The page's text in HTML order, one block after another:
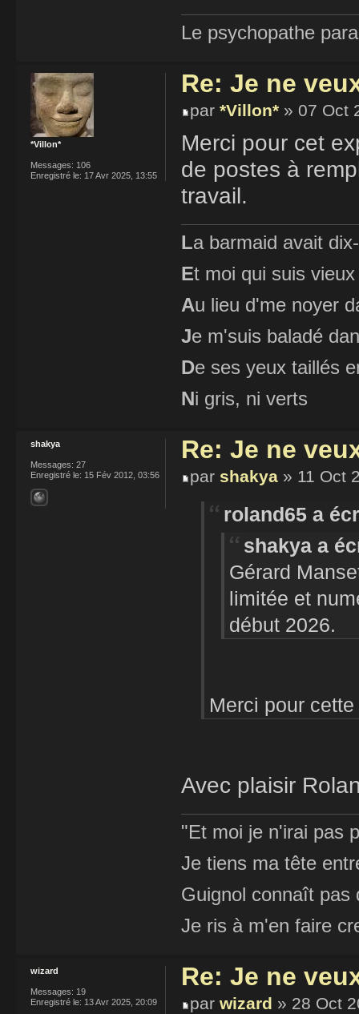
Le psychopathe
Re: Je ne
par *Villon* » 07 Oct
Merci pour cet
de postes à
travail.
La barmaid avait
Et moi qui suis
Au lieu d'me noyer
Je m'suis baladé
De ses yeux taillés
Ni gris, ni verts
*Villon*
Messages: 106
Enregistré le: 17 Avr 2025, 13:55
Re: Je ne
par shakya » 11 Oct
roland65 a
shakya a
Gérard
limitée et
début 2026.
Merci pour
Avec plaisir
"Et moi je n'irai pas
Je tiens ma tête
Guignol connaît pas
Je ris à m'en faire
shakya
Messages: 27
Enregistré le: 15 Fév 2012, 03:56
Re: Je ne
par wizard » 28 Oct
wizard
Messages: 19
Enregistré le: 13 Avr 2025, 20:09